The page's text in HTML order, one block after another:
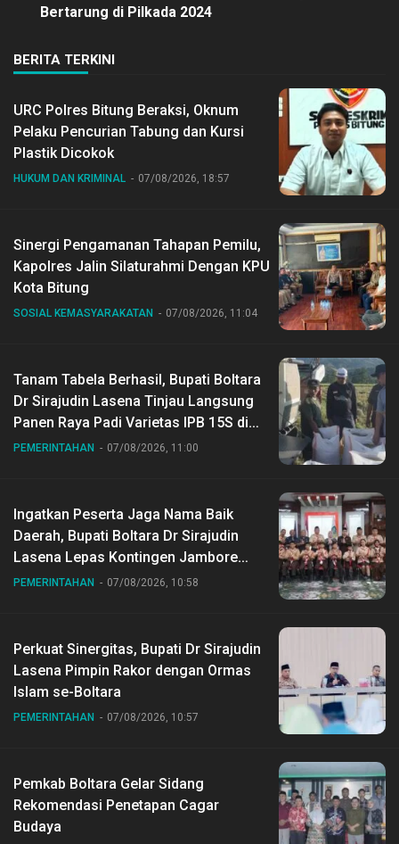
Bertarung di Pilkada 2024
BERITA TERKINI
URC Polres Bitung Beraksi, Oknum
Pelaku Pencurian Tabung dan Kursi
Plastik Dicokok
HUKUM DAN KRIMINAL 07/08/2026, 18:57
Sinergi Pengamanan Tahapan Pemilu,
Kapolres Jalin Silaturahmi Dengan KPU
Kota Bitung
SOSIAL KEMASYARAKATAN 07/08/2026, 11:04
Tanam Tabela Berhasil, Bupati Boltara
Dr Sirajudin Lasena Tinjau Langsung
Panen Raya Padi Varietas IPB 15S di
Desa Gihang
PEMERINTAHAN 07/08/2026, 11:00
Ingatkan Peserta Jaga Nama Baik
Daerah, Bupati Boltara Dr Sirajudin
Lasena Lepas Kontingen Jambore
Nasional ke XII di Buperta Cibubur
PEMERINTAHAN 07/08/2026, 10:58
Perkuat Sinergitas, Bupati Dr Sirajudin
Lasena Pimpin Rakor dengan Ormas
Islam se-Boltara
PEMERINTAHAN 07/08/2026, 10:57
Pemkab Boltara Gelar Sidang
Rekomendasi Penetapan Cagar
Budaya